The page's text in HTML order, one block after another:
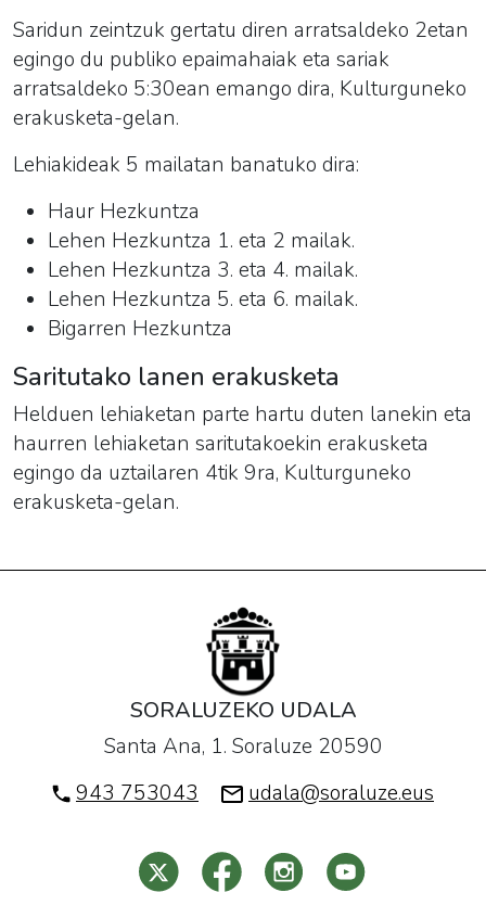
Saridun zeintzuk gertatu diren arratsaldeko 2etan
egingo du publiko epaimahaiak eta sariak
arratsaldeko 5:30ean emango dira, Kulturguneko
erakusketa-gelan.
Lehiakideak 5 mailatan banatuko dira:
Haur Hezkuntza
Lehen Hezkuntza 1. eta 2 mailak.
Lehen Hezkuntza 3. eta 4. mailak.
Lehen Hezkuntza 5. eta 6. mailak.
Bigarren Hezkuntza
Saritutako lanen erakusketa
Helduen lehiaketan parte hartu duten lanekin eta
haurren lehiaketan saritutakoekin erakusketa
egingo da uztailaren 4tik 9ra, Kulturguneko
erakusketa-gelan.
SORALUZEKO UDALA
Santa Ana, 1. Soraluze 20590
943 753043
udala@soraluze.eus